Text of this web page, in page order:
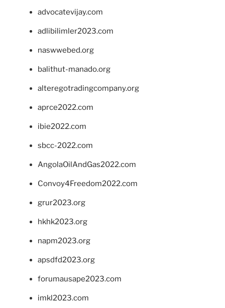
advocatevijay.com
adlibilimler2023.com
naswwebed.org
balithut-manado.org
alteregotradingcompany.org
aprce2022.com
ibie2022.com
sbcc-2022.com
AngolaOilAndGas2022.com
Convoy4Freedom2022.com
grur2023.org
hkhk2023.org
napm2023.org
apsdfd2023.org
forumausape2023.com
imkl2023.com